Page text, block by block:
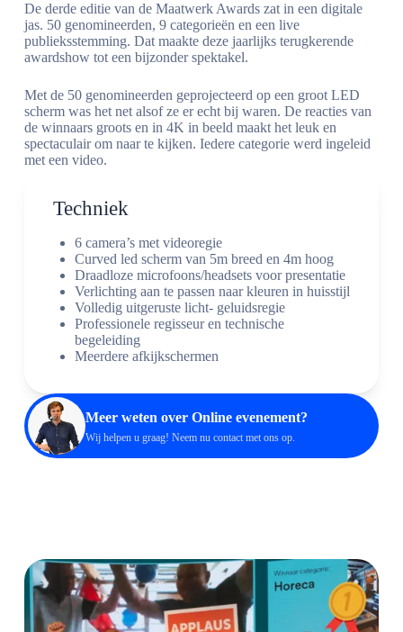
Techniek
6 camera’s met videoregie
Curved led scherm van 5m breed en 4m hoog
Draadloze microfoons/headsets voor presentatie
Verlichting aan te passen naar kleuren in huisstijl
Volledig uitgeruste licht- geluidsregie
Professionele regisseur en technische
begeleiding
Meerdere afkijkschermen
Meer weten over Online evenement?
Wij helpen u graag! Neem nu contactmet ons op.
De derde editie van de Maatwerk Awards zat in een digitale
jas. 50 genomineerden, 9 categorieën en een live
publieksstemming. Dat maakte deze jaarlijks terugkerende
awardshow tot een bijzonder spektakel.
Met de 50 genomineerden geprojecteerd op een groot LED
scherm was het net alsof ze er echt bij waren. De reacties van
de winnaars groots en in 4K in beeld maakt het leuk en
spectaculair om naar te kijken. Iedere categorie werd ingeleid
met een video.